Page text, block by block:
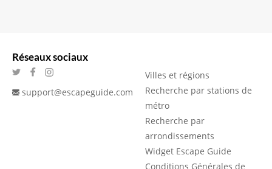
Réseaux sociaux
support@escapeguide.com
Villes et régions
Recherche par stations de
métro
Recherche par
arrondissements
Widget Escape Guide
Conditions Générales de